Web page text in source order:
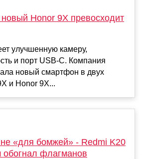
Honor 9X превосходит
улучшенную камеру,
и порт USB-C. Компания
новый смартфон в двух
и Honor 9X...
«для бомжей» - Redmi K20
обогнал флагманов